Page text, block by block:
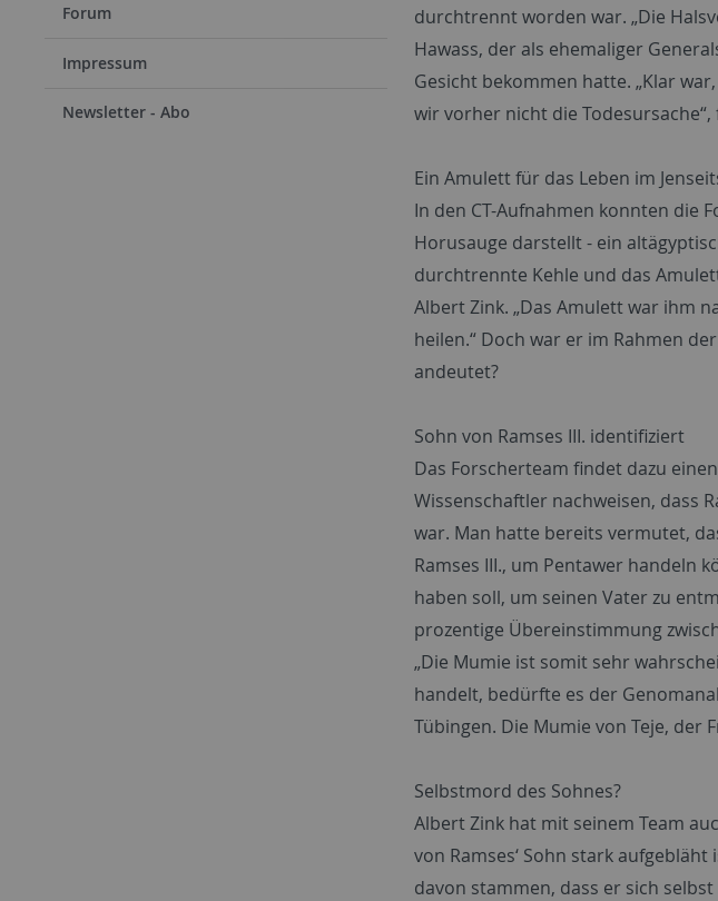
Forum
Impressum
Newsletter - Abo
durchtrennt worden war. „Die
Hawass, der als ehemaliger
Gesicht bekommen hatte. „Klar
wir vorher nicht die
Ein Amulett für das Leben im
In den CT-Aufnahmen konnten die
Horusauge darstellt - ein
durchtrennte Kehle und das
Albert Zink. „Das Amulett war ihm
heilen.“ Doch war er im Rahmen
andeutet?
Sohn von Ramses III. identifiziert
Das Forscherteam findet dazu
Wissenschaftler nachweisen, dass
war. Man hatte bereits vermutet,
Ramses III., um Pentawer handeln
haben soll, um seinen Vater zu
prozentige Übereinstimmung
„Die Mumie ist somit sehr
handelt, bedürfte es der
Tübingen. Die Mumie von Teje, der
Selbstmord des Sohnes?
Albert Zink hat mit seinem Team
von Ramses‘ Sohn stark
davon stammen, dass er sich